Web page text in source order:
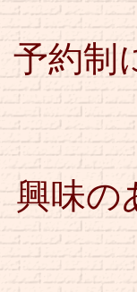
予約制
興味の